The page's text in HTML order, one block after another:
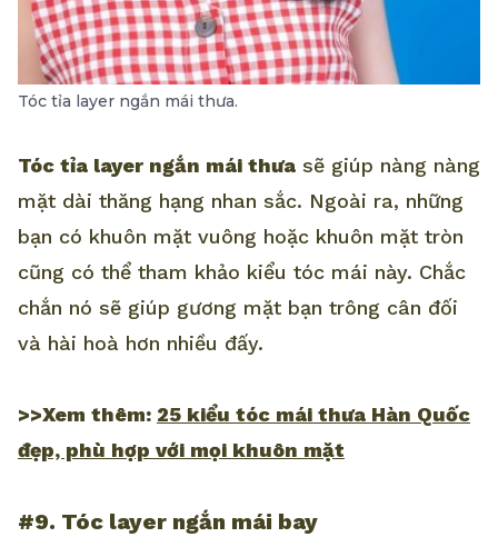
Tóc tỉa layer ngắn mái thưa.
Tóc tỉa layer ngắn mái thưa sẽ giúp nàng nàng
mặt dài thăng hạng nhan sắc. Ngoài ra, những
bạn có khuôn mặt vuông hoặc khuôn mặt tròn
cũng có thể tham khảo kiểu tóc mái này. Chắc
chắn nó sẽ giúp gương mặt bạn trông cân đối
và hài hoà hơn nhiều đấy.
>>Xem thêm: 25 kiểu tóc mái thưa Hàn Quốc
đẹp, phù hợp với mọi khuôn mặt
#9. Tóc layer ngắn mái bay